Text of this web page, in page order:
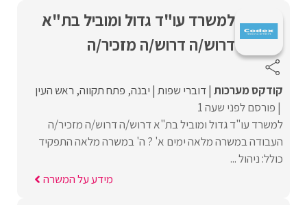
למשרד עו"ד גדול ומוביל בת"א
דרוש/ה דרוש/ה מזכיר/ה
קודקס מערכות דוברי שפות יבנה פתח תקווה ראש העין
פורסם לפני שעה 1
למשרד עו"ד גדול ומוביל בת"א דרוש/ה דרוש/ה מזכיר/ה
העבודה במשרה מלאה ימים א' ? ה' במשרה מלאה התפקיד
כולל: ניהול ...
מידע על המשרה